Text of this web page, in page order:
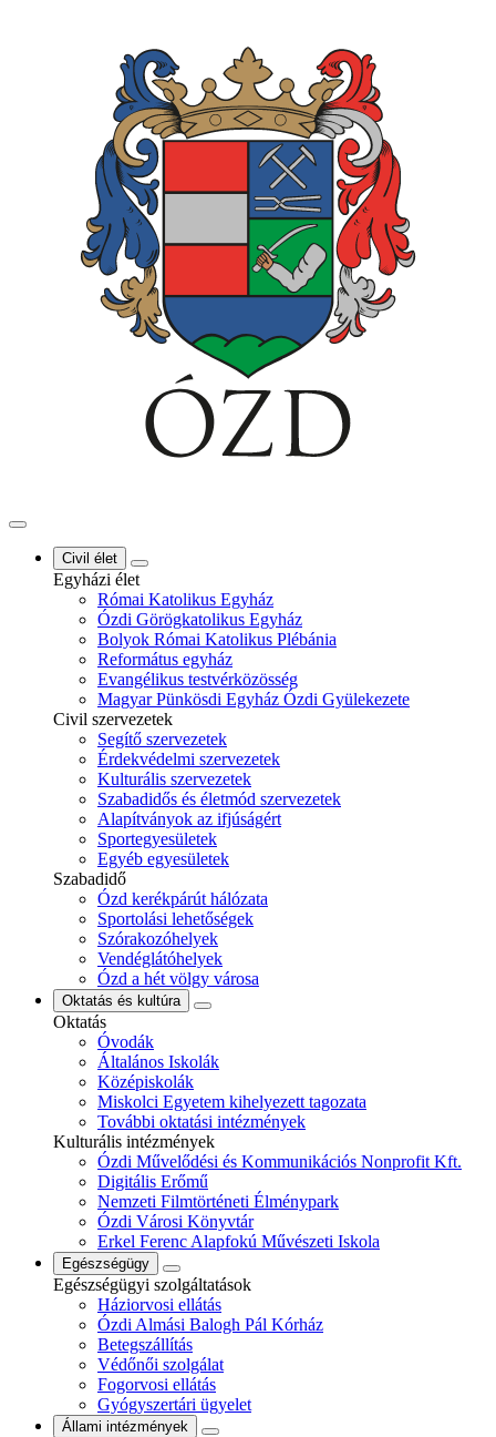
Civil élet
Egyházi élet
Római Katolikus Egyház
Ózdi Görögkatolikus Egyház
Bolyok Római Katolikus Plébánia
Református egyház
Evangélikus testvérközösség
Magyar Pünkösdi Egyház Ózdi Gyülekezete
Civil szervezetek
Segítő szervezetek
Érdekvédelmi szervezetek
Kulturális szervezetek
Szabadidős és életmód szervezetek
Alapítványok az ifjúságért
Sportegyesületek
Egyéb egyesületek
Szabadidő
Ózd kerékpárút hálózata
Sportolási lehetőségek
Szórakozóhelyek
Vendéglátóhelyek
Ózd a hét völgy városa
Oktatás és kultúra
Oktatás
Óvodák
Általános Iskolák
Középiskolák
Miskolci Egyetem kihelyezett tagozata
További oktatási intézmények
Kulturális intézmények
Ózdi Művelődési és Kommunikációs Nonprofit Kft.
Digitális Erőmű
Nemzeti Filmtörténeti Élménypark
Ózdi Városi Könyvtár
Erkel Ferenc Alapfokú Művészeti Iskola
Egészségügy
Egészségügyi szolgáltatások
Háziorvosi ellátás
Ózdi Almási Balogh Pál Kórház
Betegszállítás
Védőnői szolgálat
Fogorvosi ellátás
Gyógyszertári ügyelet
Állami intézmények